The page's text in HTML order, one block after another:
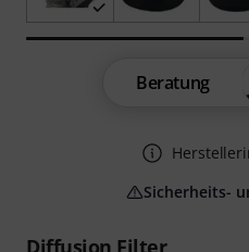
Diffusion Filter
Beratung
Sicherheits-